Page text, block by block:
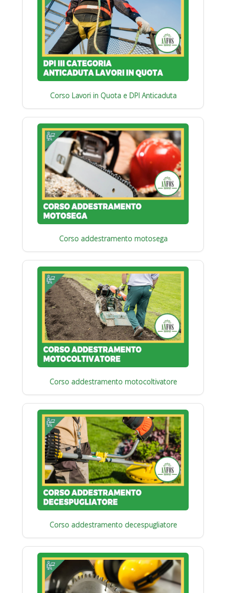
Corso Lavori in Quota e DPI Anticaduta
Corso addestramento motosega
Corso addestramento motocoltivatore
Corso addestramento decespugliatore